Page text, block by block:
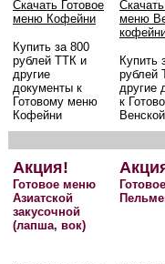
Скачать Готовое
меню Кофейни
Купить за 800
рублей ТТК и
другие
документы к
Готовому меню
Кофейни
меню
Купить
рублей
другие
к
Акция!
Готовое меню
Азиатской
закусочной
(лапша, вок)